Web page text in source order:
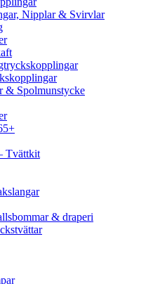
Nipplar & Svirvlar
& Spolmunstycke
Tvättkit
& draperi